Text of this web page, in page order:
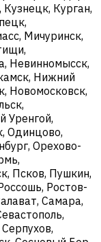
Курган,
Мичуринск,
Невинномысск,
Нижний
Новомосковск,
Уренгой,
Одинцово,
Орехово-
Псков, Пушкин,
Ростов-
Самара,